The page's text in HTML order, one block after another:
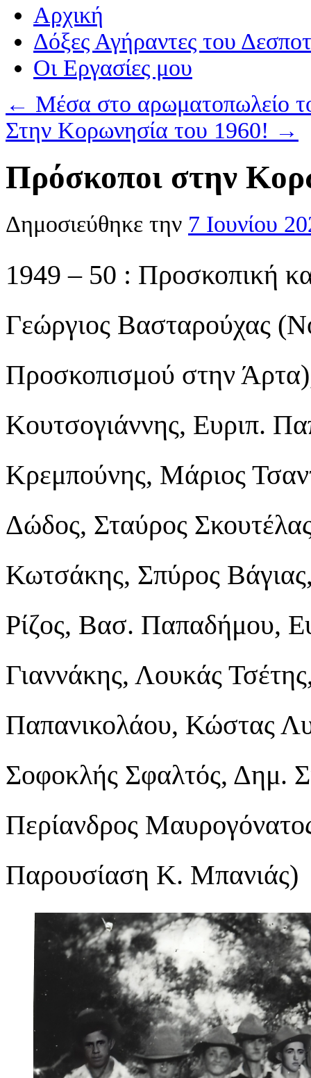
Αρχική
Δόξες Αγήραντες του
Οι Eργασίες μου
← Μέσα στο αρωματοπωλείο
Στην Κορωνησία του 1960! →
Πρόσκοποι στην
Δημοσιεύθηκε την 7 Ιουνίου
1949 – 50 : Προσκοπική
Γεώργιος Βασταρούχας
Προσκοπισμού στην
Κουτσογιάννης, Ευριπ.
Κρεμπούνης, Μάριος
Δώδος, Σταύρος
Κωτσάκης, Σπύρος
Ρίζος, Βασ. Παπαδήμου,
Γιαννάκης, Λουκάς
Παπανικολάου, Κώστας
Σοφοκλής Σφαλτός, Δημ.
Περίανδρος
Παρουσίαση Κ. Μπανιάς)